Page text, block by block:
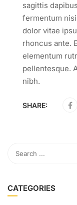
sagittis
fermentum
dolor vitae
rhoncus ante.
elementum
pellentesque.
nibh.
SHARE:
CATEGORIES